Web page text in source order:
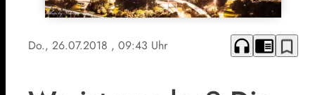
Do., 26.07.2018 , 09:43 Uhr headphones chrome_reader_mode bookmark_border